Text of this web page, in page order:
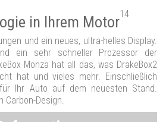
in Ihrem Motor14
und ein neues, ultra-helles Display.
ein sehr schneller Prozessor der
Monza hat all das, was DrakeBox2
hat und vieles mehr. Einschließlich
Ihr Auto auf dem neuesten Stand.
Carbon-Design.